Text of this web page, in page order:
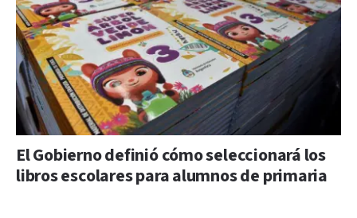
El Gobierno definió cómo seleccionará los
libros escolares para alumnos de primaria